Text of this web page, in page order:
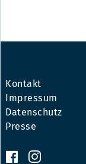
Kontakt
Impressum
Datenschutz
Presse